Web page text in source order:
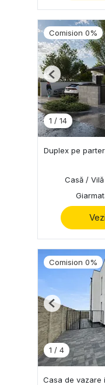
Comision 0%
1 / 14
Previous
Duplex pe
Casă /
Comision 0%
1 / 4
Previous
Casa de vazare